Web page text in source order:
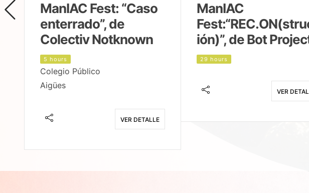
ManIAC Fest: “Caso
enterrado”, de
Colectiv Notknown
5 hours
Colegio Público
Aigües
VER DETALLE
ManIAC
ión)”, de Bot
29 hours
VER